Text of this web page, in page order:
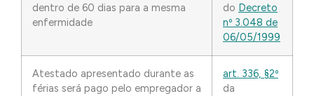
dentro de 60 dias para a mesma
enfermidade
do Decreto
nº 3.048 de
06/05/1999
Atestado apresentado durante as
férias será pago pelo empregador a
art. 336, §2º
da